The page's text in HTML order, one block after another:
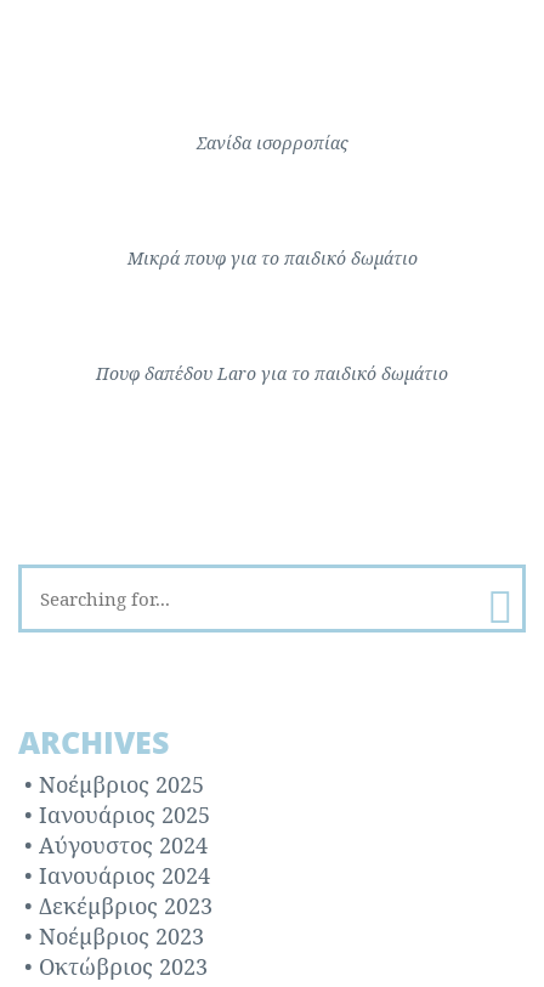
LARO CLASSICS
ΓΡΑΦΕΊΑ ΚΑΙ ΚΑΘΊΣΜΑΤΑ MOLL
Σανίδα ισορροπίας
Μικρά πουφ για το παιδικό δωμάτιο
Πουφ δαπέδου Laro για το παιδικό δωμάτιο
ARCHIVES
Νοέμβριος 2025
Ιανουάριος 2025
Αύγουστος 2024
Ιανουάριος 2024
Δεκέμβριος 2023
Νοέμβριος 2023
Οκτώβριος 2023